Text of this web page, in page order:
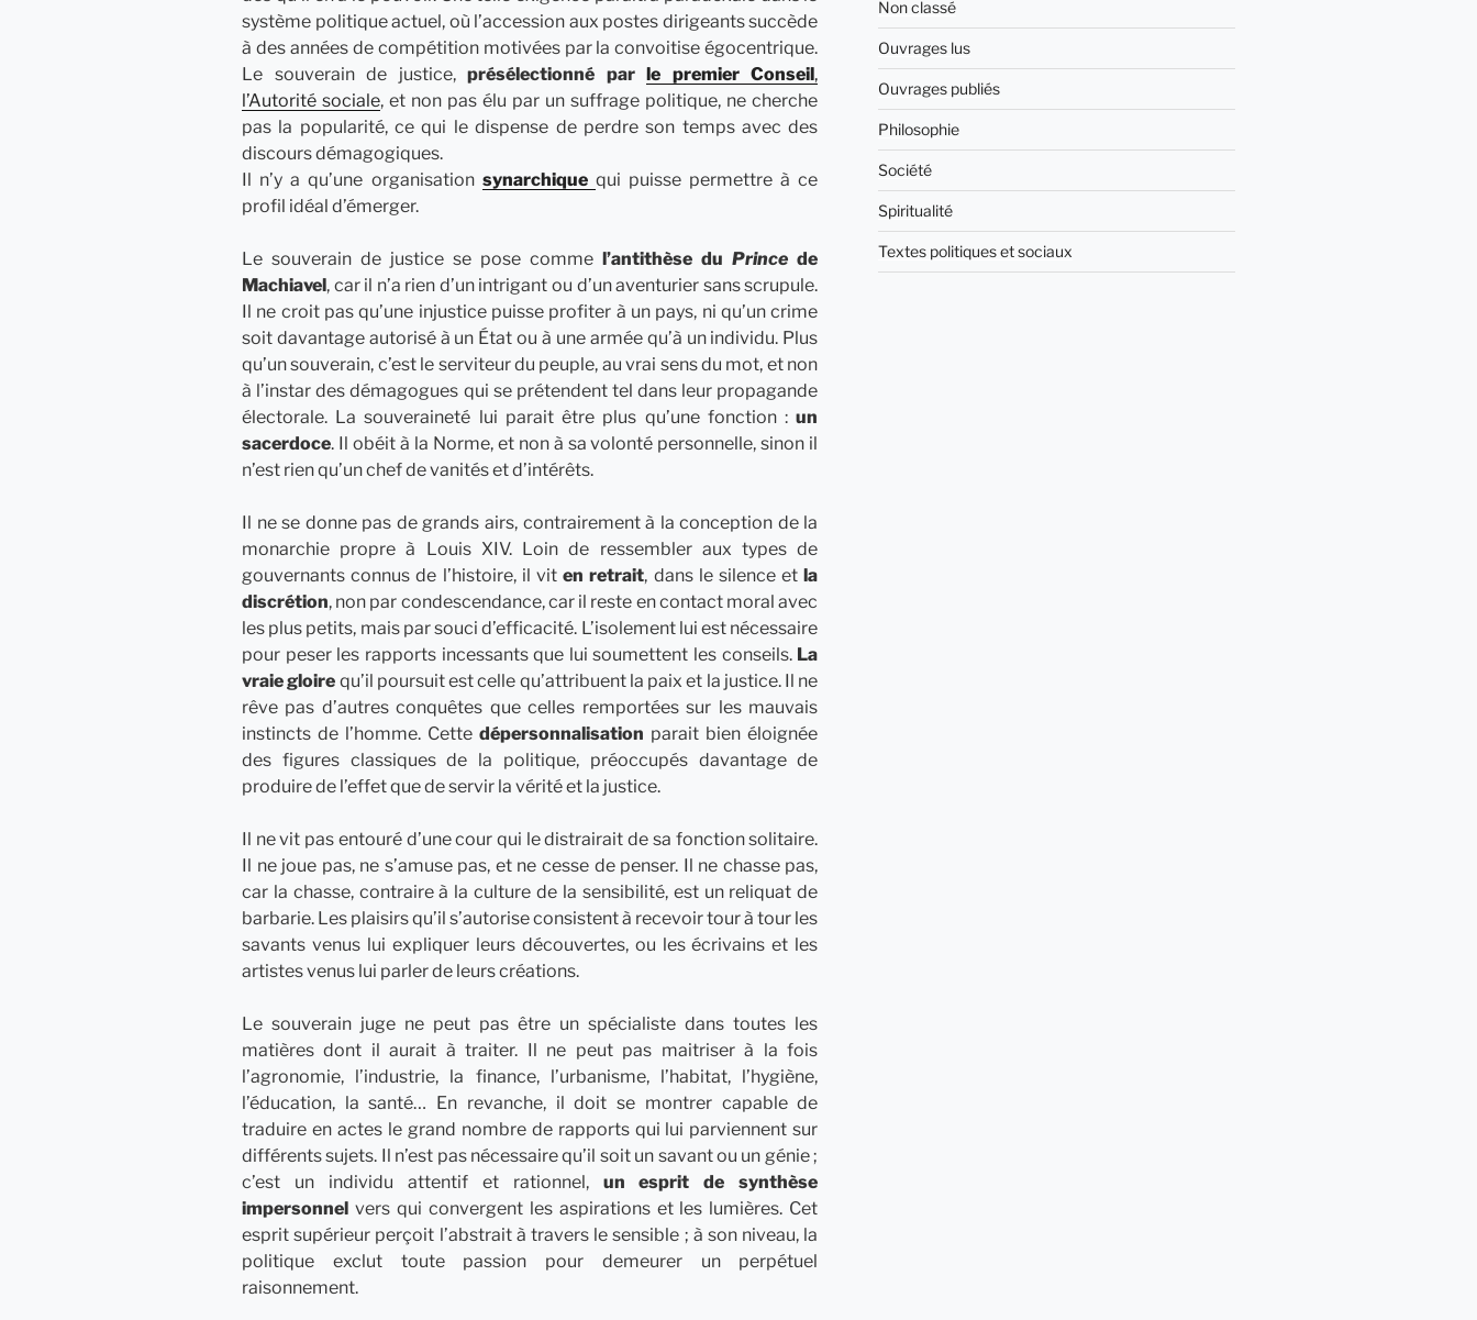
système politique actuel, où l’accession aux postes dirigeants succède
à des années de compétition motivées par la convoitise égocentrique.
Le souverain de justice,présélectionné parle premier Conseil,
l’Autorité sociale, et non pas élu par un suffrage politique, ne cherche
pas la popularité, ce qui le dispense de perdre son temps avec des
discours démagogiques.
Il n’y a qu’une organisation synarchique qui puisse permettre à ce
profil idéal d’émerger.
Le souverain de justice se pose commel’antithèse duPrince de
Machiavel, car il n’a rien d’un intrigant ou d’un aventurier sans scrupule.
Il ne croit pas qu’une injustice puisse profiter à un pays, ni qu’un crime
soit davantage autorisé à un État ou à une armée qu’à un individu. Plus
qu’un souverain, c’est le serviteur du peuple, au vrai sens du mot, et non
à l’instar des démagogues qui se prétendent tel dans leur propagande
électorale. La souveraineté lui parait être plus qu’une fonction :un
sacerdoce. Il obéit à la Norme, et non à sa volonté personnelle, sinon il
n’est rien qu’un chef de vanités et d’intérêts.
Il ne se donne pas de grands airs, contrairement à la conception de la
monarchie propre à Louis XIV. Loin de ressembler aux types de
gouvernants connus de l’histoire, il viten retrait, dans le silence etla
discrétion, non par condescendance, car il reste en contact moral avec
les plus petits, mais par souci d’efficacité. L’isolement lui est nécessaire
pour peser les rapports incessants que lui soumettent les conseils. La
vraie gloire qu’il poursuit est celle qu’attribuent la paix et la justice. Il ne
rêve pas d’autres conquêtes que celles remportées sur les mauvais
instincts de l’homme. Cettedépersonnalisation parait bien éloignée
des figures classiques de la politique, préoccupés davantage de
produire de l’effet que de servir la vérité et la justice.
Il ne vit pas entouré d’une cour qui le distrairait de sa fonction solitaire.
Il ne joue pas, ne s’amuse pas, et ne cesse de penser. Il ne chasse pas,
car la chasse, contraire à la culture de la sensibilité, est un reliquat de
barbarie. Les plaisirs qu’il s’autorise consistent à recevoir tour à tour les
savants venus lui expliquer leurs découvertes, ou les écrivains et les
artistes venus lui parler de leurs créations.
Le souverain juge ne peut pas être un spécialiste dans toutes les
matières dont il aurait à traiter. Il ne peut pas maitriser à la fois
l’agronomie, l’industrie, la finance, l’urbanisme, l’habitat, l’hygiène,
l’éducation, la santé… En revanche, il doit se montrer capable de
traduire en actes le grand nombre de rapports qui lui parviennent sur
différents sujets. Il n’est pas nécessaire qu’il soit un savant ou un génie ;
c’est un individu attentif et rationnel, un esprit de synthèse
impersonnel vers qui convergent les aspirations et les lumières. Cet
esprit supérieur perçoit l’abstrait à travers le sensible ; à son niveau, la
politique exclut toute passion pour demeurer un perpétuel
raisonnement.
Non classé
Ouvrages lus
Ouvrages publiés
Philosophie
Société
Spiritualité
Textes politiques et sociaux